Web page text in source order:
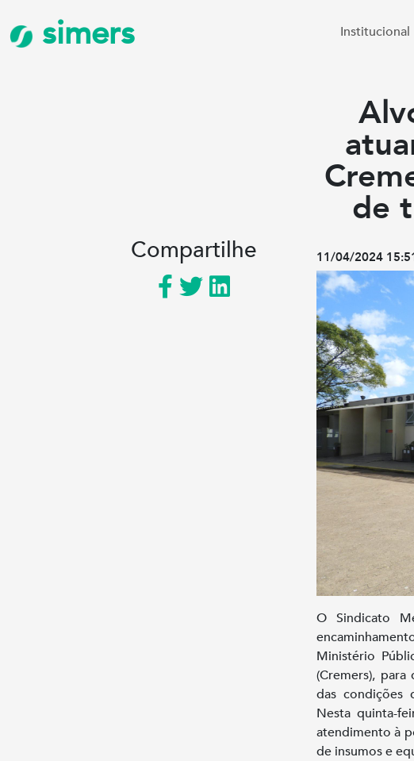
simers Institucional
de
Compartilhe 11/04/2024
O Sindicato
Ministério
(Cremers),
das condições
Nesta quinta-
atendimento à
de insumos e